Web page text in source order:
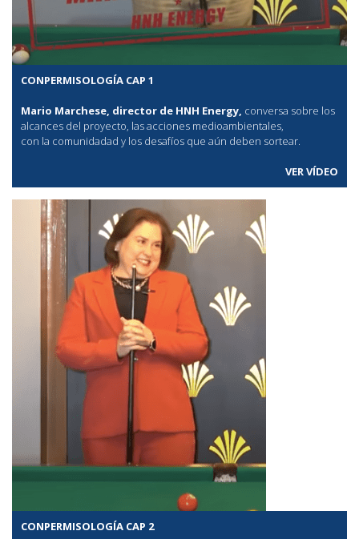
CONPERMISOLOGÍA CAP 1
Mario Marchese, director de HNH Energy, conversa sobre los
alcances del proyecto, las acciones medioambientales,
con la comunidadad y los desafíos que aún deben sortear.
VER VÍDEO
CONPERMISOLOGÍA CAP 2